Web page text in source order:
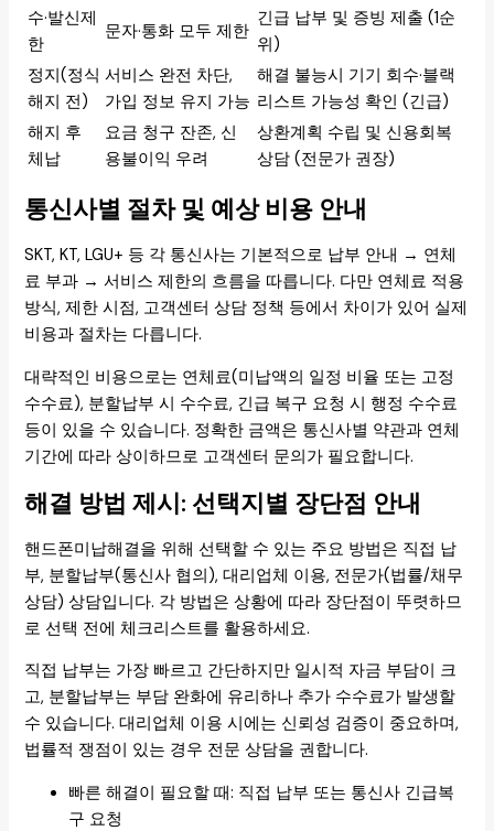
수·발신제
한
문자·통화 모두 제한
긴급 납부 및 증빙 제출 (1순
위)
정지(정식
해지 전)
서비스 완전 차단,
가입 정보 유지 가능
해결 불능시 기기 회수·블랙
리스트 가능성 확인 (긴급)
해지 후
체납
요금 청구 잔존, 신
용불이익 우려
상환계획 수립 및 신용회복
상담 (전문가 권장)
통신사별 절차 및 예상 비용 안내
SKT, KT, LGU+ 등 각 통신사는 기본적으로 납부 안내 → 연체
료 부과 → 서비스 제한의 흐름을 따릅니다. 다만 연체료 적용
방식, 제한 시점, 고객센터 상담 정책 등에서 차이가 있어 실제
비용과 절차는 다릅니다.
대략적인 비용으로는 연체료(미납액의 일정 비율 또는 고정
수수료), 분할납부 시 수수료, 긴급 복구 요청 시 행정 수수료
등이 있을 수 있습니다. 정확한 금액은 통신사별 약관과 연체
기간에 따라 상이하므로 고객센터 문의가 필요합니다.
해결 방법 제시: 선택지별 장단점 안내
핸드폰미납해결을 위해 선택할 수 있는 주요 방법은 직접 납
부, 분할납부(통신사 협의), 대리업체 이용, 전문가(법률/채무
상담) 상담입니다. 각 방법은 상황에 따라 장단점이 뚜렷하므
로 선택 전에 체크리스트를 활용하세요.
직접 납부는 가장 빠르고 간단하지만 일시적 자금 부담이 크
고, 분할납부는 부담 완화에 유리하나 추가 수수료가 발생할
수 있습니다. 대리업체 이용 시에는 신뢰성 검증이 중요하며,
법률적 쟁점이 있는 경우 전문 상담을 권합니다.
빠른 해결이 필요할 때: 직접 납부 또는 통신사 긴급복
구 요청